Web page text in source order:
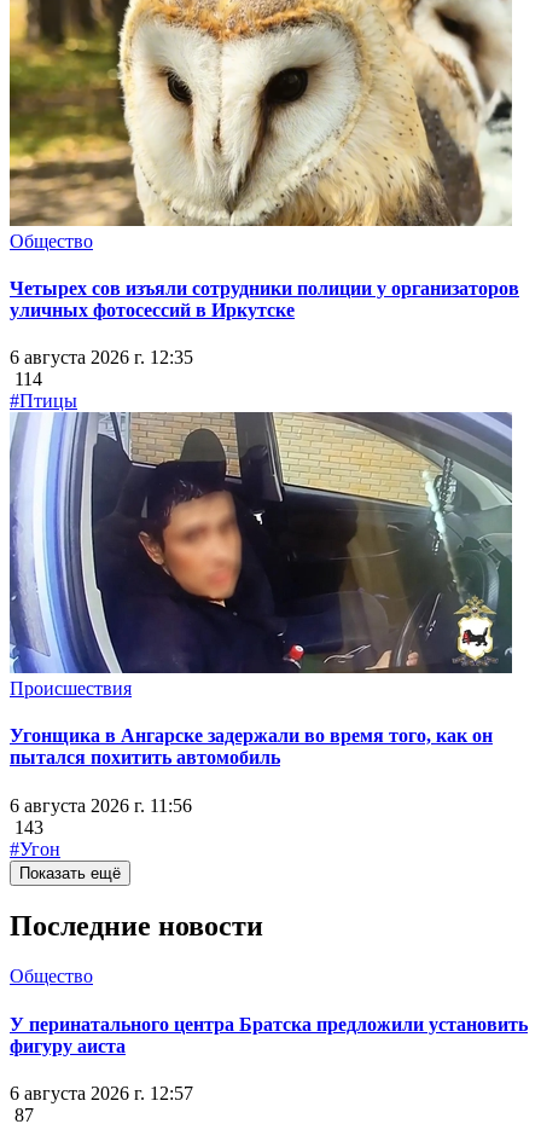
Общество
Четырех сов изъяли сотрудники полиции у организаторов
уличных фотосессий в Иркутске
6 августа 2026 г. 12:35
114
#Птицы
Происшествия
Угонщика в Ангарске задержали во время того, как он
пытался похитить автомобиль
6 августа 2026 г. 11:56
143
#Угон
Показать ещё
Последние новости
Общество
У перинатального центра Братска предложили установить
фигуру аиста
6 августа 2026 г. 12:57
87